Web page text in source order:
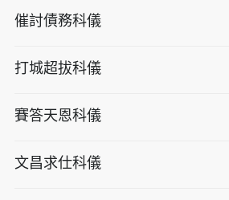
催討債務科儀
打城超拔科儀
賽答天恩科儀
文昌求仕科儀